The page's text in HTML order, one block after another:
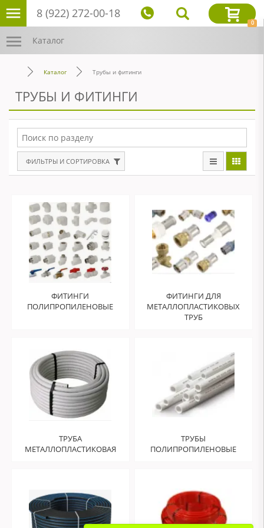
8 (922) 272-00-18
0
Каталог
Каталог Трубы и фитинги
ТРУБЫ И ФИТИНГИ
ФИЛЬТРЫ И СОРТИРОВКА
ФИТИНГИ
ПОЛИПРОПИЛЕНОВЫЕ
ФИТИНГИ ДЛЯ
МЕТАЛЛОПЛАСТИКОВЫХ
ТРУБ
ТРУБА
МЕТАЛЛОПЛАСТИКОВАЯ
ТРУБЫ
ПОЛИПРОПИЛЕНОВЫЕ